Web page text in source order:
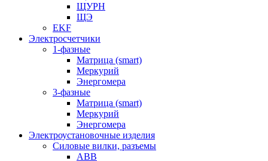
ЩУРН
ЩЭ
EKF
Электросчетчики
1-фазные
Матрица (smart)
Меркурий
Энергомера
3-фазные
Матрица (smart)
Меркурий
Энергомера
Электроустановочные изделия
Силовые вилки, разъемы
ABB